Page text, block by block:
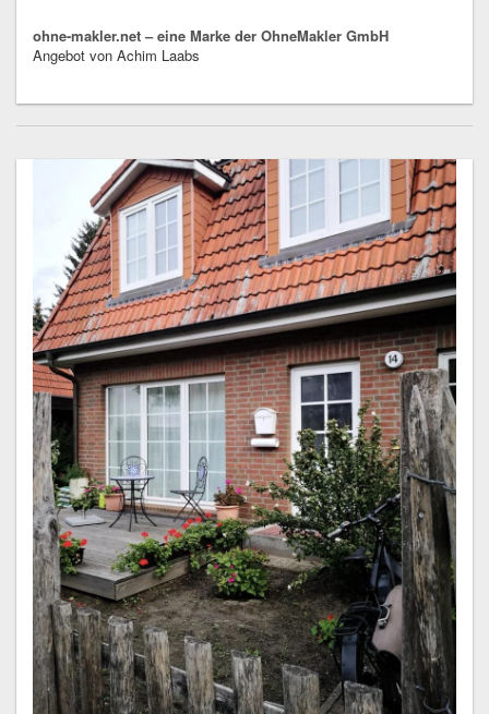
ohne-makler.net – eine Marke der OhneMakler GmbH
Angebot von Achim Laabs